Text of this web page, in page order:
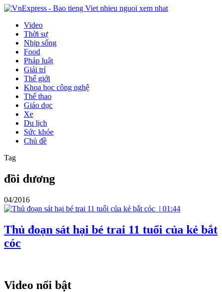
Video
Thời sự
Nhịp sống
Food
Pháp luật
Giải trí
Thế giới
Khoa học công nghệ
Thể thao
Giáo dục
Xe
Du lịch
Sức khỏe
Chủ đề
Tag
đồi dương
04/2016
| 01:44
Thủ đoạn sát hại bé trai 11 tuổi của kẻ bắt
cóc
Video nổi bật